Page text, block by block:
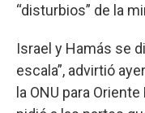
“disturbios” de la
Israel y Hamás se
escala”, advirtió
la ONU para